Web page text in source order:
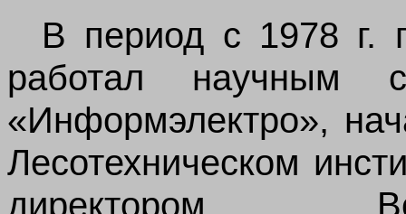
В период с 1978 г.
работал научным
«Информэлектро»,
Лесотехническом
директором